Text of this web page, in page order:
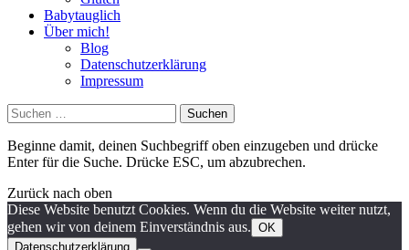
Babytauglich
Über mich!
Blog
Datenschutzerklärung
Impressum
Suchen
nach:
Beginne damit, deinen Suchbegriff oben einzugeben und drücke
Enter für die Suche. Drücke ESC, um abzubrechen.
Zurück nach oben
Diese Website benutzt Cookies. Wenn du die Website weiter nutzt,
gehen wir von deinem Einverständnis aus. OK
Datenschutzerklärung